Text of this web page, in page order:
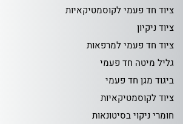
ציוד חד פעמי לקוסמטיקאיות
ציוד ניקיון
ציוד חד פעמי למרפאות
גליל מיטה חד פעמי
ביגוד מגן חד פעמי
ציוד לקוסמטיקאיות
חומרי ניקוי בסיטונאות